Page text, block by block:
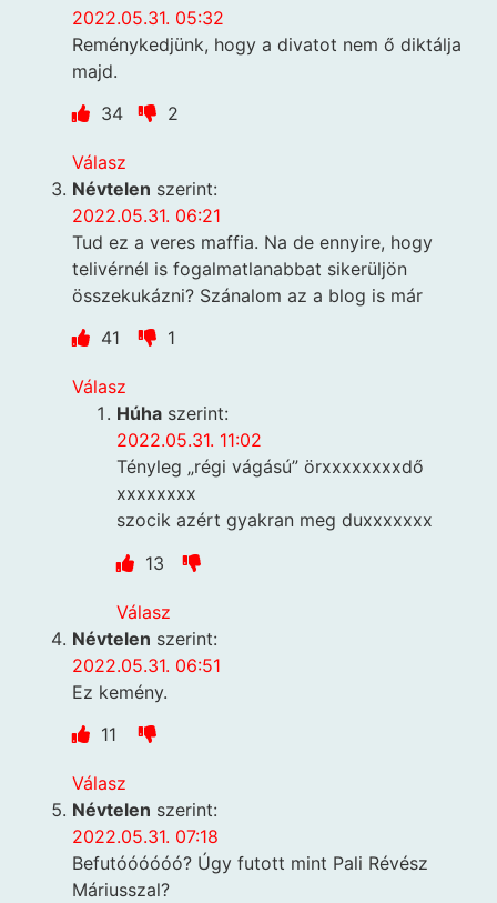
2022.05.31. 05:32
Reménykedjünk, hogy a divatot nem ő diktálja
majd.
34
2
Válasz
Névtelen szerint:
2022.05.31. 06:21
Tud ez a veres maffia. Na de ennyire, hogy
telivérnél is fogalmatlanabbat sikerüljön
összekukázni? Szánalom az a blog is már
41
1
Válasz
Húha szerint:
2022.05.31. 11:02
Tényleg „régi vágású” örxxxxxxxxdő
xxxxxxxx
szocik azért gyakran meg duxxxxxxx
13
Válasz
Névtelen szerint:
2022.05.31. 06:51
Ez kemény.
11
Válasz
Névtelen szerint:
2022.05.31. 07:18
Befutóóóóóó? Úgy futott mint Pali Révész
Máriusszal?